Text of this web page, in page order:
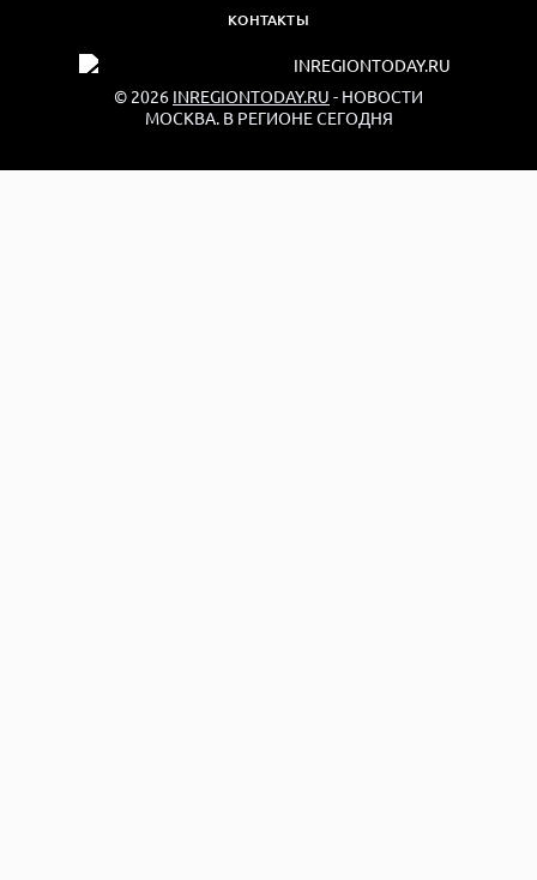
КОНТАКТЫ
© 2026 INREGIONTODAY.RU - НОВОСТИ
МОСКВА. В РЕГИОНЕ СЕГОДНЯ